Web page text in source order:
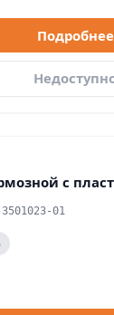
Подробнее
с
01